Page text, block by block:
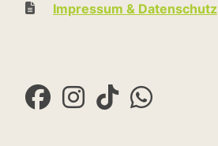
Impressum & Datenschutz